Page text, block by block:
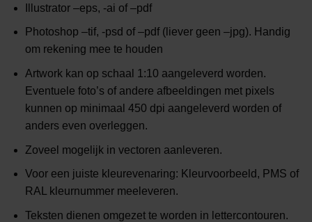
Illustrator –eps, -ai of –pdf
Photoshop –tif, -psd of –pdf (liever geen –jpg). Handig
om rekening mee te houden
Artwork kan op schaal 1:10 aangeleverd worden.
Eventuele foto’s of andere afbeeldingen met pixels
kunnen op minimaal 450 dpi aangeleverd worden of
anders even overleggen.
Zoveel mogelijk in vectoren aanleveren.
Voor een juiste kleurevenaring: Kleurvoorbeeld, PMS of
RAL kleurnummer meeleveren.
Teksten dienen omgezet te worden in lettercontouren.